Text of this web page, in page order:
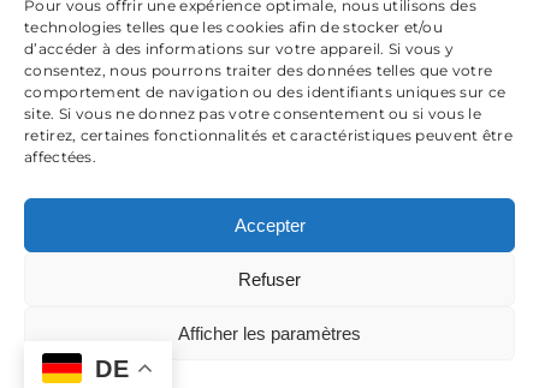
Pour vous offrir une expérience optimale, nous utilisons des
technologies telles que les cookies afin de stocker et/ou
d’accéder à des informations sur votre appareil. Si vous y
consentez, nous pourrons traiter des données telles que votre
comportement de navigation ou des identifiants uniques sur ce
site. Si vous ne donnez pas votre consentement ou si vous le
retirez, certaines fonctionnalités et caractéristiques peuvent être
affectées.
Accepter
Refuser
Afficher les paramètres
DE
Deutsch (Allemand
English